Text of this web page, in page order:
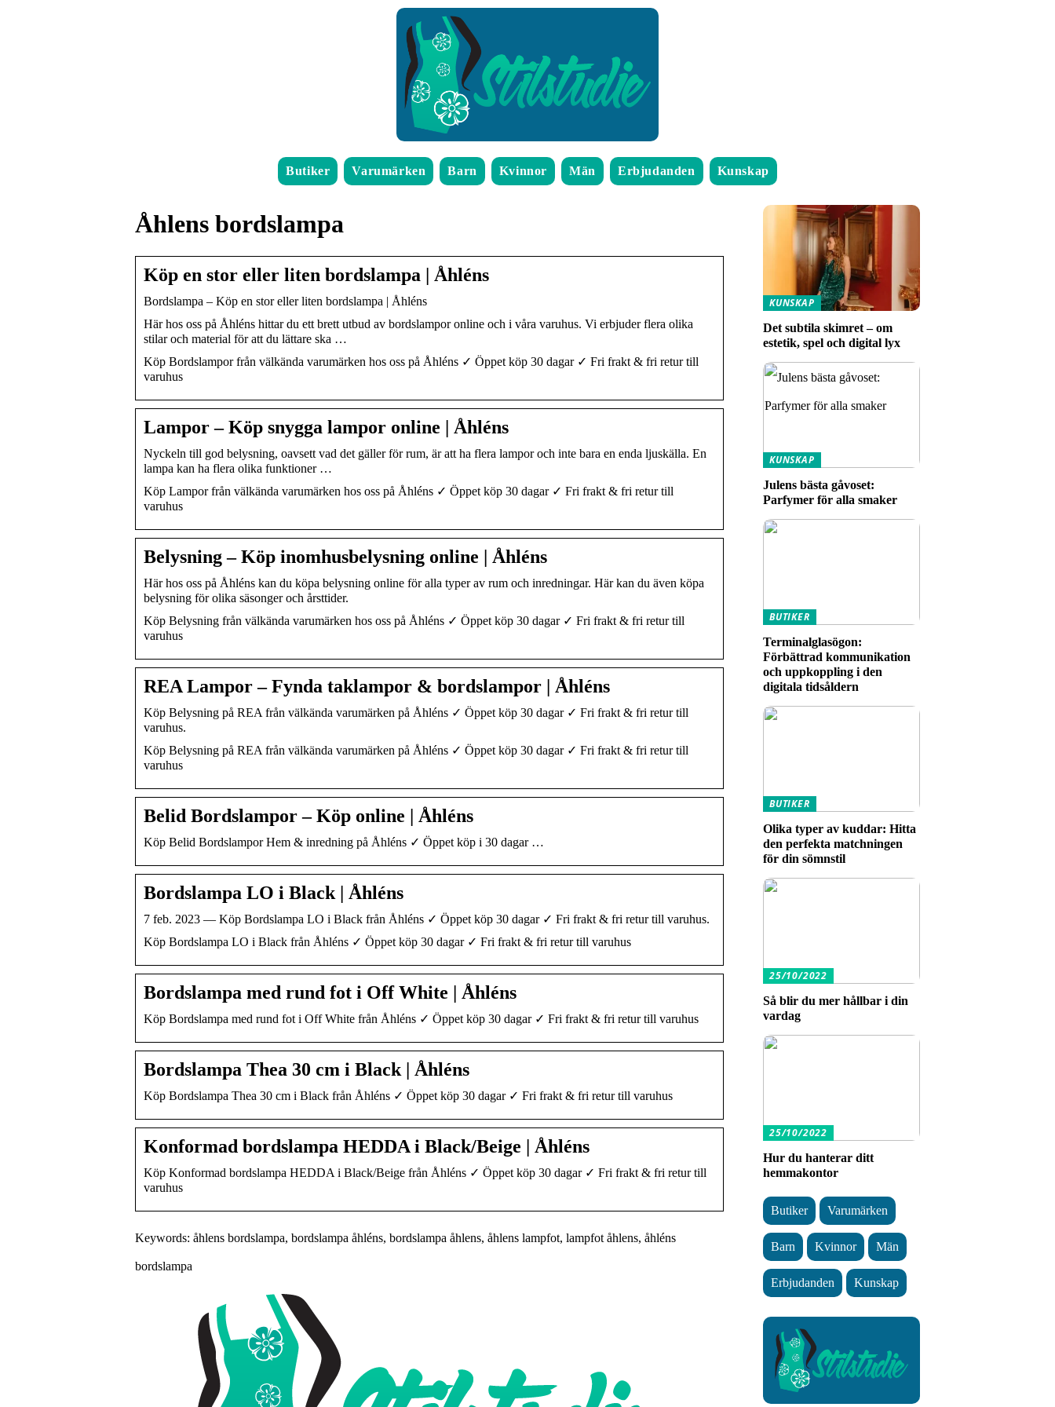
Butiker Varumärken Barn Kvinnor Män Erbjudanden Kunskap
Åhlens bordslampa
Köp en stor eller liten bordslampa | Åhléns
Bordslampa – Köp en stor eller liten bordslampa | Åhléns
Här hos oss på Åhléns hittar du ett brett utbud av bordslampor online och i våra varuhus. Vi erbjuder flera olika
stilar och material för att du lättare ska …
Köp Bordslampor från välkända varumärken hos oss på Åhléns ✓ Öppet köp 30 dagar ✓ Fri frakt & fri retur till
varuhus
Lampor – Köp snygga lampor online | Åhléns
Nyckeln till god belysning, oavsett vad det gäller för rum, är att ha flera lampor och inte bara en enda ljuskälla. En
lampa kan ha flera olika funktioner …
Köp Lampor från välkända varumärken hos oss på Åhléns ✓ Öppet köp 30 dagar ✓ Fri frakt & fri retur till
varuhus
Belysning – Köp inomhusbelysning online | Åhléns
Här hos oss på Åhléns kan du köpa belysning online för alla typer av rum och inredningar. Här kan du även köpa
belysning för olika säsonger och årsttider.
Köp Belysning från välkända varumärken hos oss på Åhléns ✓ Öppet köp 30 dagar ✓ Fri frakt & fri retur till
varuhus
REA Lampor – Fynda taklampor & bordslampor | Åhléns
Köp Belysning på REA från välkända varumärken på Åhléns ✓ Öppet köp 30 dagar ✓ Fri frakt & fri retur till
varuhus.
Köp Belysning på REA från välkända varumärken på Åhléns ✓ Öppet köp 30 dagar ✓ Fri frakt & fri retur till
varuhus
Belid Bordslampor – Köp online | Åhléns
Köp Belid Bordslampor Hem & inredning på Åhléns ✓ Öppet köp i 30 dagar …
Bordslampa LO i Black | Åhléns
7 feb. 2023 — Köp Bordslampa LO i Black från Åhléns ✓ Öppet köp 30 dagar ✓ Fri frakt & fri retur till varuhus.
Köp Bordslampa LO i Black från Åhléns ✓ Öppet köp 30 dagar ✓ Fri frakt & fri retur till varuhus
Bordslampa med rund fot i Off White | Åhléns
Köp Bordslampa med rund fot i Off White från Åhléns ✓ Öppet köp 30 dagar ✓ Fri frakt & fri retur till varuhus
Bordslampa Thea 30 cm i Black | Åhléns
Köp Bordslampa Thea 30 cm i Black från Åhléns ✓ Öppet köp 30 dagar ✓ Fri frakt & fri retur till varuhus
Konformad bordslampa HEDDA i Black/Beige | Åhléns
Köp Konformad bordslampa HEDDA i Black/Beige från Åhléns ✓ Öppet köp 30 dagar ✓ Fri frakt & fri retur till
varuhus
Keywords: åhlens bordslampa, bordslampa åhléns, bordslampa åhlens, åhlens lampfot, lampfot åhlens, åhléns
bordslampa
KUNSKAP
Det subtila skimret – om
estetik, spel och digital lyx
KUNSKAP
Julens bästa gåvoset:
Parfymer för alla smaker
BUTIKER
Terminalglasögon:
Förbättrad kommunikation
och uppkoppling i den
digitala tidsåldern
BUTIKER
Olika typer av kuddar: Hitta
den perfekta matchningen
för din sömnstil
25/10/2022
Så blir du mer hållbar i din
vardag
25/10/2022
Hur du hanterar ditt
hemmakontor
Butiker Varumärken
Barn Kvinnor Män
Erbjudanden Kunskap